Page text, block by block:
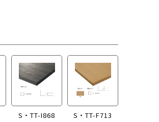
S・TT-I868 S・TT-F713